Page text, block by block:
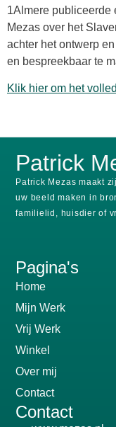
1Almere publiceerde
Mezas over het
achter het ontwerp
en bespreekbaar te
Klik hier om het
Patrick
Patrick Mezas maakt
uw beeld maken in
familielid, huisdier of
Pagina's
Home
Mijn Werk
Vrij Werk
Winkel
Over mij
Contact
Contact